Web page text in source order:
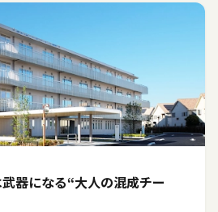
器になる――“大人の混成チー